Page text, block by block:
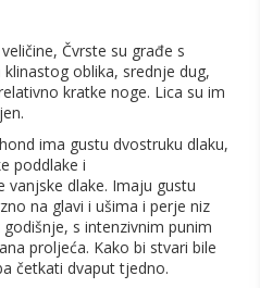
Čvrste su građe s
oblika, srednje dug,
kratke noge. Lica su im
ima gustu dvostruku dlaku,
poddlake i
dlake. Imaju gustu
na glavi i ušima i perje niz
s intenzivnim punim
proljeća. Kako bi stvari bile
četkati dvaput tjedno.